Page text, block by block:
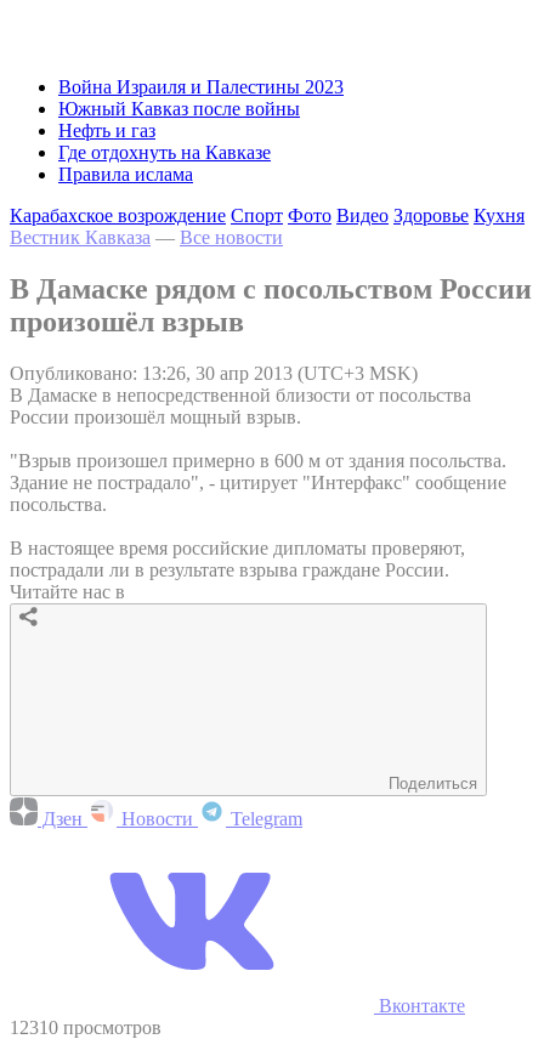
Война Израиля и Палестины 2023
Южный Кавказ после войны
Нефть и газ
Где отдохнуть на Кавказе
Правила ислама
Карабахское возрождение Спорт Фото Видео Здоровье Кухня
Вестник Кавказа — Все новости
В Дамаске рядом с посольством России
произошёл взрыв
Опубликовано: 13:26, 30 апр 2013 (UTC+3 MSK)
В Дамаске в непосредственной близости от посольства
России произошёл мощный взрыв.
"Взрыв произошел примерно в 600 м от здания посольства.
Здание не пострадало", - цитирует "Интерфакс" сообщение
посольства.
В настоящее время российские дипломаты проверяют,
пострадали ли в результате взрыва граждане России.
Читайте нас в
Поделиться
Дзен Новости Telegram
Вконтакте
12310 просмотров